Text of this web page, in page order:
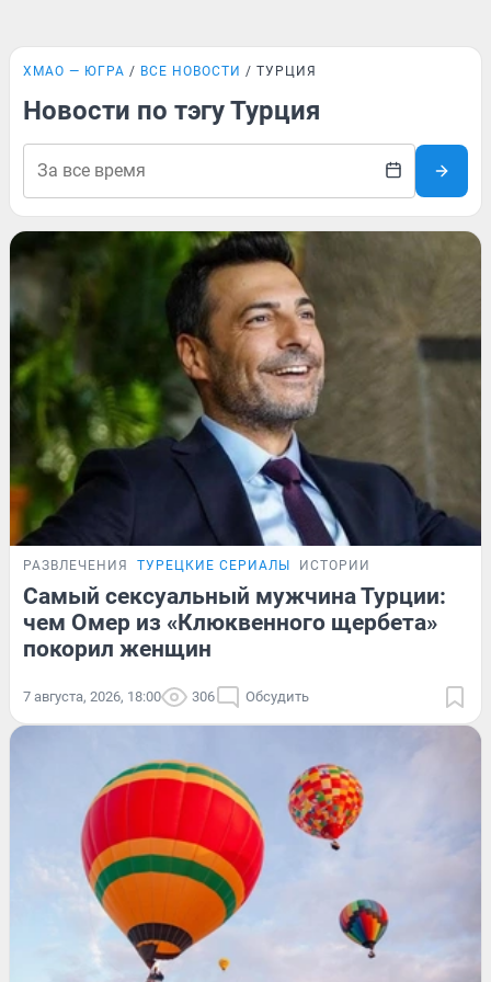
ХМАО — ЮГРА ВСЕ НОВОСТИ ТУРЦИЯ
Новости по тэгу Турция
РАЗВЛЕЧЕНИЯ ТУРЕЦКИЕ СЕРИАЛЫ ИСТОРИИ
Самый сексуальный мужчина Турции:
чем Омер из «Клюквенного щербета»
покорил женщин
7 августа, 2026, 18:00 306 Обсудить